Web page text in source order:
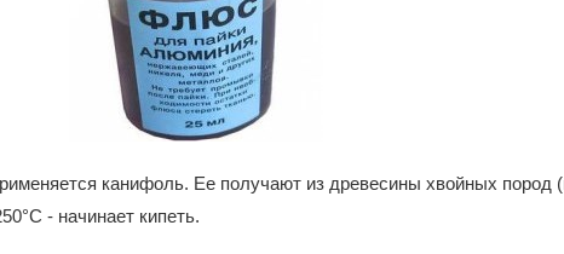
канифоль. Ее получают из древесины хвойных
- начинает кипеть.